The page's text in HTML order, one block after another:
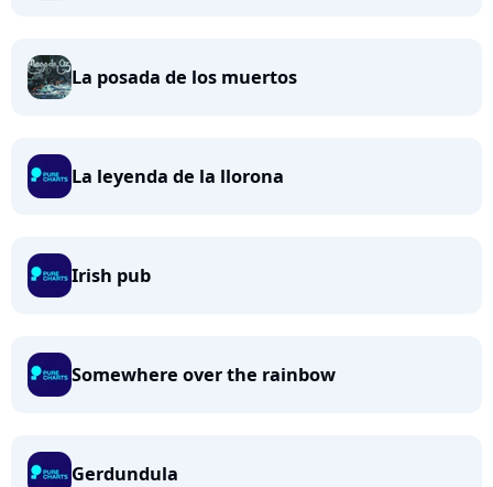
La posada de los muertos
La leyenda de la llorona
Irish pub
Somewhere over the rainbow
Gerdundula